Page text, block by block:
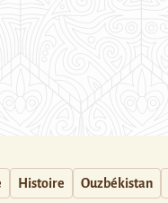
Histoire Ouzbékistan